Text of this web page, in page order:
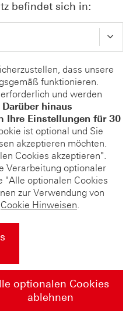
befindet sich in:
dass unsere
funktionieren.
und werden
Darüber hinaus
Ihre Einstellungen für 30
ist optional und Sie
akzeptieren möchten.
Cookies akzeptieren".
Verarbeitung optionaler
"Alle optionalen Cookies
zur Verwendung von
Cookie Hinweisen.
optionalen Cookies
ablehnen